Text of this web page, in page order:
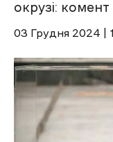
окрузі: комент
03 Грудня 2024 |